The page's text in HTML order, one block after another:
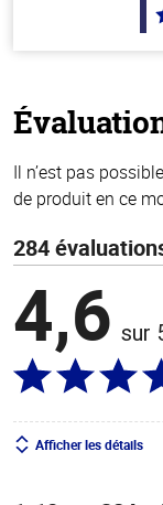
Il n’est pas
de produit en ce
284
4,6 sur
Afficher les détails